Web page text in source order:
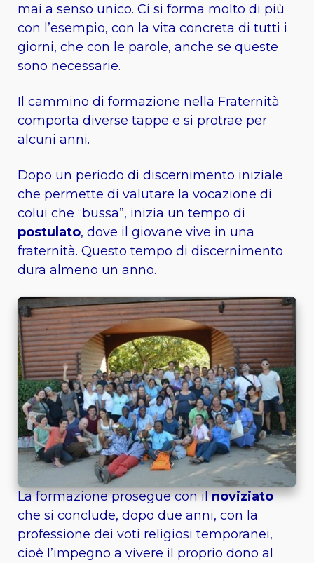
mai a senso unico. Ci si forma molto di più
con l’esempio, con la vita concreta di tutti i
giorni, che con le parole, anche se queste
sono necessarie.
Il cammino di formazione nella Fraternità
comporta diverse tappe e si protrae per
alcuni anni.
Dopo un periodo di discernimento iniziale
che permette di valutare la vocazione di
colui che “bussa”, inizia un tempo di
postulato, dove il giovane vive in una
fraternità. Questo tempo di discernimento
dura almeno un anno.
La formazione prosegue con ilnoviziato
che si conclude, dopo due anni, con la
professione dei voti religiosi temporanei,
cioè l’impegno a vivere il proprio dono al